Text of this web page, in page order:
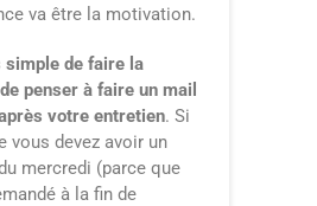
va être la motivation.
simple de faire la
penser à faire un mail
votre entretien. Si
vous devez avoir un
mercredi (parce que
à la fin de